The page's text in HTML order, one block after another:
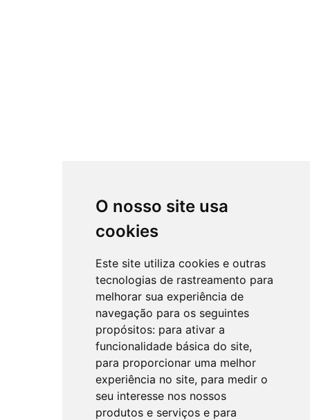
O nosso site usa
cookies
Este site utiliza cookies e outras
tecnologias de rastreamento para
melhorar sua experiência de
navegação para os seguintes
propósitos: para ativar a
funcionalidade básica do site,
para proporcionar uma melhor
experiência no site, para medir o
seu interesse nos nossos
produtos e serviços e para